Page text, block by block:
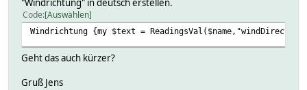
"Windrichtung" in deutsch erstellen.
Code Auswählen
Windrichtung {my $text =
Geht das auch kürzer?
Gruß Jens